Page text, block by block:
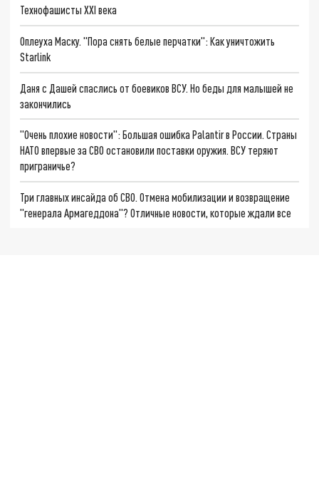
Технофашисты XXI века
Оплеуха Маску. "Пора снять белые перчатки": Как уничтожить
Starlink
Даня с Дашей спаслись от боевиков ВСУ. Но беды для малышей не
закончились
"Очень плохие новости": Большая ошибка Palantir в России. Страны
НАТО впервые за СВО остановили поставки оружия. ВСУ теряют
приграничье?
Три главных инсайда об СВО. Отмена мобилизации и возвращение
"генерала Армагеддона"? Отличные новости, которые ждали все